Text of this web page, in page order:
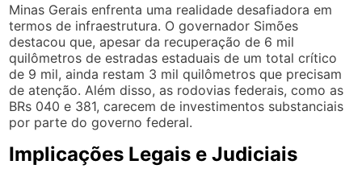
Minas Gerais enfrenta uma realidade desafiadora em
termos de infraestrutura. O governador Simões
destacou que, apesar da recuperação de 6 mil
quilômetros de estradas estaduais de um total crítico
de 9 mil, ainda restam 3 mil quilômetros que precisam
de atenção. Além disso, as rodovias federais, como as
BRs 040 e 381, carecem de investimentos substanciais
por parte do governo federal.
Implicações Legais e Judiciais